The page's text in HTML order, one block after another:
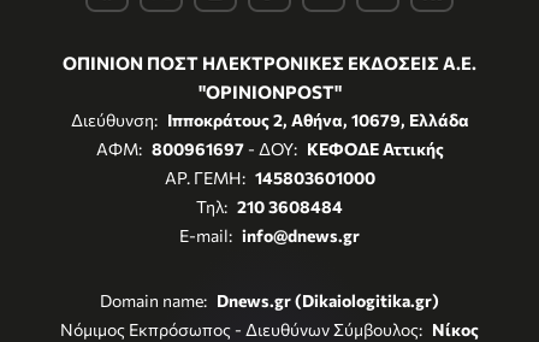
ΟΠΙΝΙΟΝ ΠΟΣΤ ΗΛΕΚΤΡΟΝΙΚΕΣ ΕΚΔΟΣΕΙΣ Α.Ε.
"OPINIONPOST"
Διεύθυνση: Ιπποκράτους 2, Αθήνα, 10679, Ελλάδα
ΑΦΜ: 800961697- ΔΟΥ: ΚΕΦΟΔΕ Αττικής
ΑΡ. ΓΕΜΗ: 145803601000
Τηλ: 210 3608484
E-mail: info@dnews.gr
Domain name: Dnews.gr (Dikaiologitika.gr)
Νόμιμος Εκπρόσωπος - Διευθύνων Σύμβουλος: Νίκος